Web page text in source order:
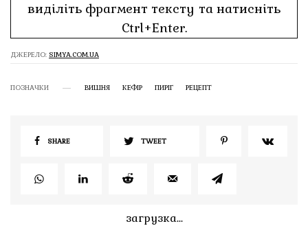
виділіть фрагмент тексту та натисніть
Ctrl+Enter.
ДЖЕРЕЛО: SIMYA.COM.UA
ПОЗНАЧКИ ВИШНЯ КЕФІР ПИРІГ РЕЦЕПТ
SHARE TWEET
загрузка...